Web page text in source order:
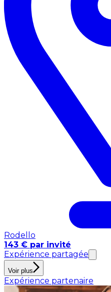
Rodello
143 € par invité
Expérience partagée
Voir plus
Expérience partenaire